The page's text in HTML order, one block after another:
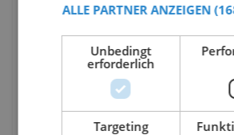
ALLE PARTNER ANZEIGEN
Unbedingt
erforderlich
Targeting